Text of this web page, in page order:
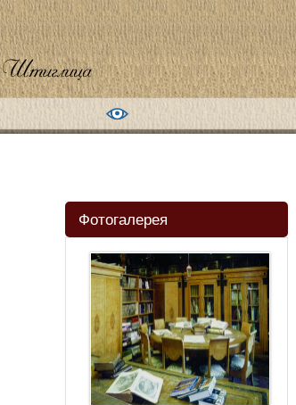
Фотогалерея